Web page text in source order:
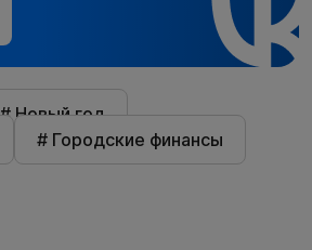
# Новый год
# Городские финансы